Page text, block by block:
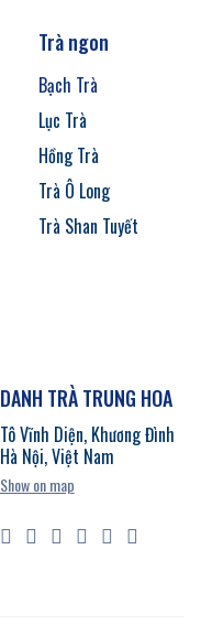
Trà ngon
Bạch Trà
Lục Trà
Hồng Trà
Trà Ô Long
Trà Shan Tuyết
DANH TRÀ TRUNG HOA
Tô Vĩnh Diện, Khương Đình
Hà Nội, Việt Nam
Show on map